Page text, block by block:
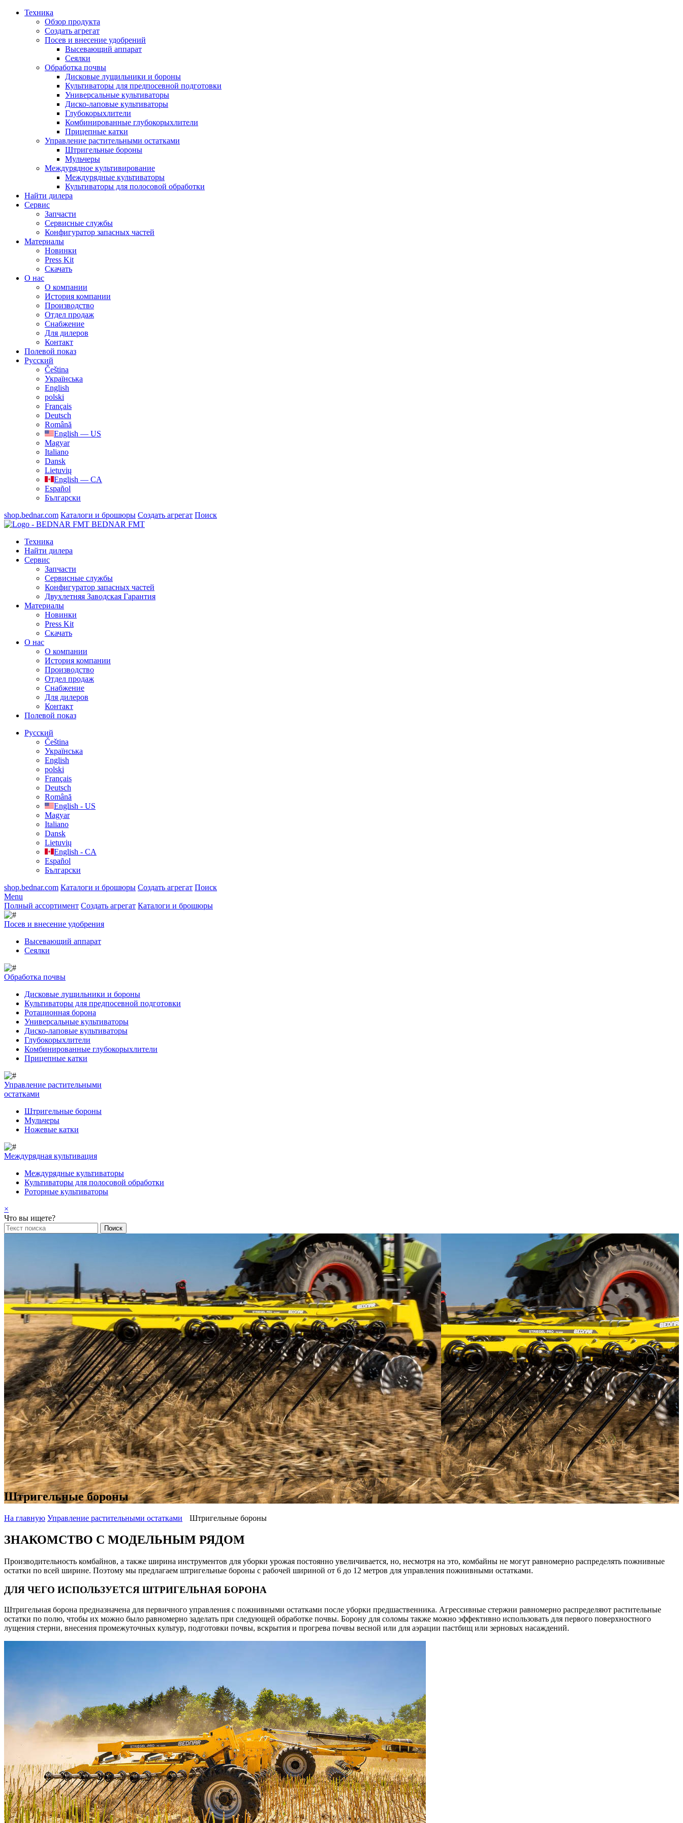
Техника
Обзор продукта
Создать агрегат
Посев и внесение удобрений
Высевающий аппарат
Сеялки
Oбработка почвы
Дисковые лущильники и бороны
Культиваторы для предпосевной подготовки
Универсальные культиваторы
Диско-лаповые культиваторы
Глубокорыхлители
Комбинированные глубокорыхлители
Прицепные катки
Управление растительными остатками
Штригельные бороны
Мульчеры
Междурядное культивирование
Междурядные культиваторы
Культиваторы для полосовой обработки
Найти дилера
Сервис
Запчасти
Сервисные службы
Конфигуратор запасных частей
Материалы
Новинки
Press Kit
Скачать
О нас
О компании
История компании
Производство
Отдел продаж
Cнабжение
Для дилеров
Контакт
Полевой показ
Русский
Čeština
Українська
English
polski
Français
Deutsch
Română
English — US
Magyar
Italiano
Dansk
Lietuvių
English — CA
Español
Български
shop.bednar.com Каталоги и брошюры Создать агрегат Поиск
BEDNAR FMT
Техника
Найти дилера
Сервис
Запчасти
Сервисные службы
Конфигуратор запасных частей
Двухлетняя Заводская Гарантия
Материалы
Новинки
Press Kit
Скачать
О нас
О компании
История компании
Производство
Отдел продаж
Cнабжение
Для дилеров
Контакт
Полевой показ
Русский
Čeština
Українська
English
polski
Français
Deutsch
Română
English - US
Magyar
Italiano
Dansk
Lietuvių
English - CA
Español
Български
shop.bednar.com Каталоги и брошюры Создать агрегат Поиск
Menu
Полный ассортимент Создать агрегат Каталоги и брошюры
Посев и внесение удобрения
Высевающий аппарат
Сеялки
Обработка почвы
Дисковые лущильники и бороны
Культиваторы для предпосевной подготовки
Ротационная борона
Универсальные культиваторы
Диско-лаповые культиваторы
Глубокорыхлители
Комбинированные глубокорыхлители
Прицепные катки
Управление растительными
остатками
Штригельные бороны
Мульчеры
Ножевые катки
Междурядная культивация
Междурядные культиваторы
Культиваторы для полосовой обработки
Роторные культиваторы
×
Что вы ищете?
Штригельные бороны
На главную Управление растительными остатками Штригельные бороны
ЗНАКОМСТВО С МОДЕЛЬНЫМ РЯДОМ
Производительность комбайнов, а также ширина инструментов для уборки урожая постоянно увеличивается, но, несмотря на это, комбайны не могут равномерно распределять пожнивные
остатки по всей ширине. Поэтому мы предлагаем штригельные бороны с рабочей шириной от 6 до 12 метров для управления пожнивными остатками.
ДЛЯ ЧЕГО ИСПОЛЬЗУЕТСЯ ШТРИГЕЛЬНАЯ БОРОНА
Штригельная борона предназначена для первичного управления с пожнивными остатками после уборки предшаственника. Агрессивные стержни равномерно распределяют растительные
остатки по полю, чтобы их можно было равномерно заделать при следующей обработке почвы. Борону для соломы также можно эффективно использовать для первого поверхностного
лущения стерни, внесения промежуточных культур, подготовки почвы, вскрытия и прогрева почвы весной или для аэрации пастбищ или зерновых насаждений.